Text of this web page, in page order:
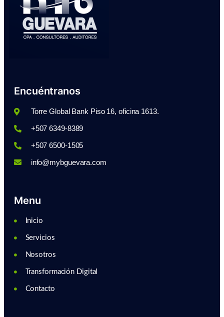
Encuéntranos
Torre Global Bank Piso 16, oficina 1613.
+507 6349-8389
+507 6500-1505
info@mybguevara.com
Menu
Inicio
Servicios
Nosotros
Transformación Digital
Contacto